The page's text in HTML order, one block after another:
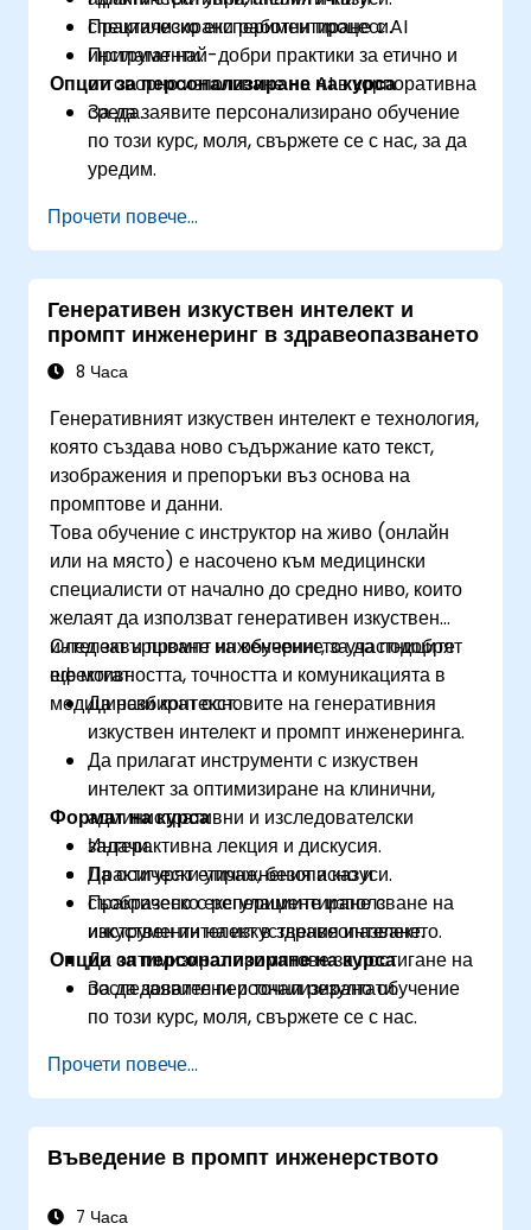
специализирани работни процеси.
Прилагат най-добри практики за етично и
отговорно използване на AI в корпоративна
среда.
Практическо експериментиране с AI
инструменти.
Опции за персонализиране на курса
За да заявите персонализирано обучение
по този курс, моля, свържете се с нас, за да
уредим.
Прочети повече...
Генеративен изкуствен интелект и
промпт инженеринг в здравеопазването
8 Часа
Генеративният изкуствен интелект е технология,
която създава ново съдържание като текст,
изображения и препоръки въз основа на
промптове и данни.
Това обучение с инструктор на живо (онлайн
или на място) е насочено към медицински
специалисти от начално до средно ниво, които
желаят да използват генеративен изкуствен
интелект и промпт инженеринг, за да подобрят
ефективността, точността и комуникацията в
медицински контекст.
След завършване на обучението участниците
ще могат:
Да разбират основите на генеративния
изкуствен интелект и промпт инженеринга.
Да прилагат инструменти с изкуствен
интелект за оптимизиране на клинични,
административни и изследователски
задачи.
Да осигурят етично, безопасно и
съобразено с регулациите използване на
изкуствен интелект в здравеопазването.
Да оптимизират промптове за постигане на
последователни и точни резултати.
Формат на курса
Интерактивна лекция и дискусия.
Практически упражнения и казуси.
Практическо експериментиране с
инструменти на изкуствения интелект.
Опции за персонализиране на курса
За да заявите персонализирано обучение
по този курс, моля, свържете се с нас.
Прочети повече...
Въведение в промпт инженерството
7 Часа